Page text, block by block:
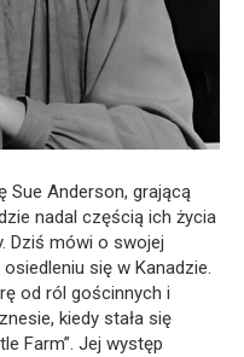
Sue Anderson, grającą
nadal częścią ich życia
Dziś mówi o swojej
się w Kanadzie.
od ról gościnnych i
kiedy stała się
Farm”. Jej występ